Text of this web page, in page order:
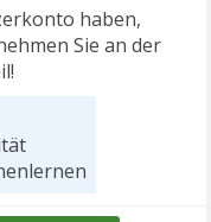
haben,
Sie an der